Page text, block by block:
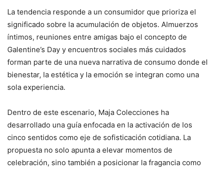
La tendencia responde a un consumidor que prioriza el
significado sobre la acumulación de objetos. Almuerzos
íntimos, reuniones entre amigas bajo el concepto de
Galentine’s Day y encuentros sociales más cuidados
forman parte de una nueva narrativa de consumo donde el
bienestar, la estética y la emoción se integran como una
sola experiencia.
Dentro de este escenario, Maja Colecciones ha
desarrollado una guía enfocada en la activación de los
cinco sentidos como eje de sofisticación cotidiana. La
propuesta no solo apunta a elevar momentos de
celebración, sino también a posicionar la fragancia como